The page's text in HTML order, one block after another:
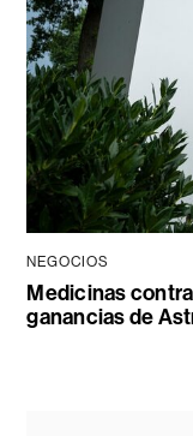
NEGOCIOS
Medicinas
ganancias de